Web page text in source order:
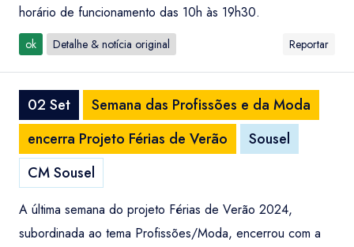
horário de funcionamento das 10h às 19h30.
ok Detalhe & notícia original Reportar
02 Set
Semana das Profissões e da Moda
encerra Projeto Férias de Verão
Sousel
CM Sousel
A última semana do projeto Férias de Verão 2024,
subordinada ao tema Profissões/Moda, encerrou com a